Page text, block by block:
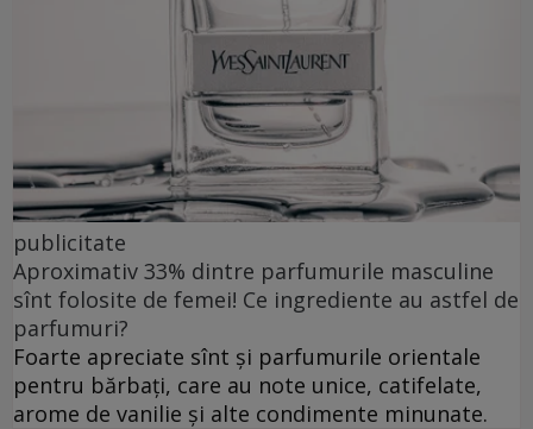
publicitate
Aproximativ 33% dintre parfumurile masculine
sînt folosite de femei! Ce ingrediente au astfel de
parfumuri?
Foarte apreciate sînt și parfumurile orientale
pentru bărbați, care au note unice, catifelate,
arome de vanilie și alte condimente minunate.